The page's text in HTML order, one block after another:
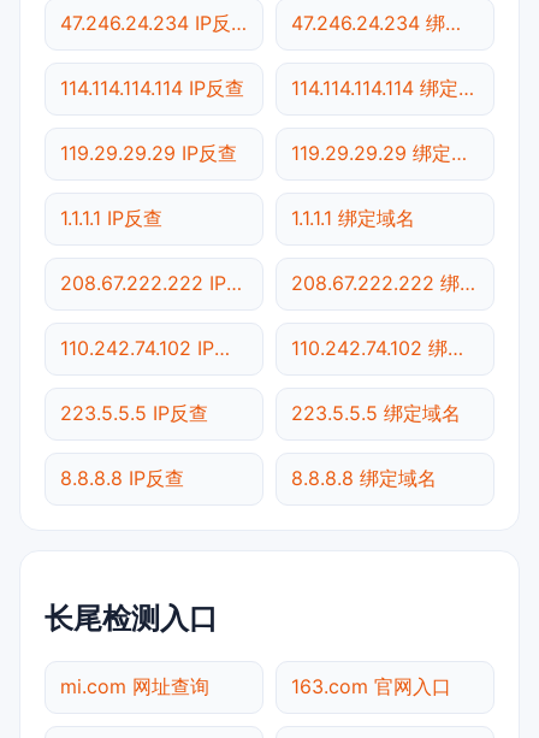
47.246.24.234 IP反查 47.246.24.234 绑定域名
114.114.114.114 IP反查 114.114.114.114 绑定域名
119.29.29.29 IP反查 119.29.29.29 绑定域名
1.1.1.1 IP反查 1.1.1.1 绑定域名
208.67.222.222 IP反查 208.67.222.222 绑定域名
110.242.74.102 IP反查 110.242.74.102 绑定域名
223.5.5.5 IP反查 223.5.5.5 绑定域名
8.8.8.8 IP反查 8.8.8.8 绑定域名
长尾检测入口
mi.com 网址查询 163.com 官网入口